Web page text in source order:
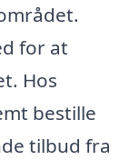
for at
Hos
bestille
tilbud fra